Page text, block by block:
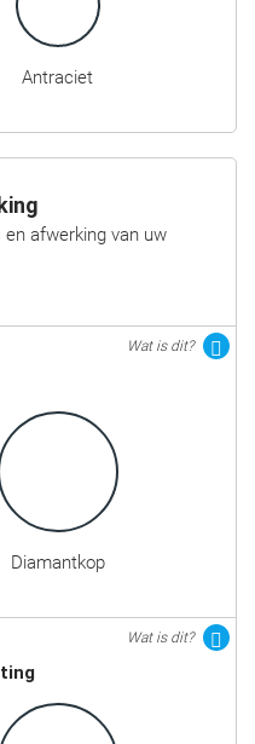
Antraciet
afwerking van uw
Wat is dit?
Diamantkop
Wat is dit?